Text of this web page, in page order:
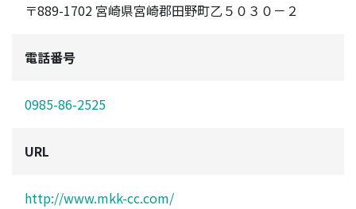
〒889-1702 宮崎県宮崎郡田野町乙５０３０－２
電話番号
0985-86-2525
URL
http://www.mkk-cc.com/